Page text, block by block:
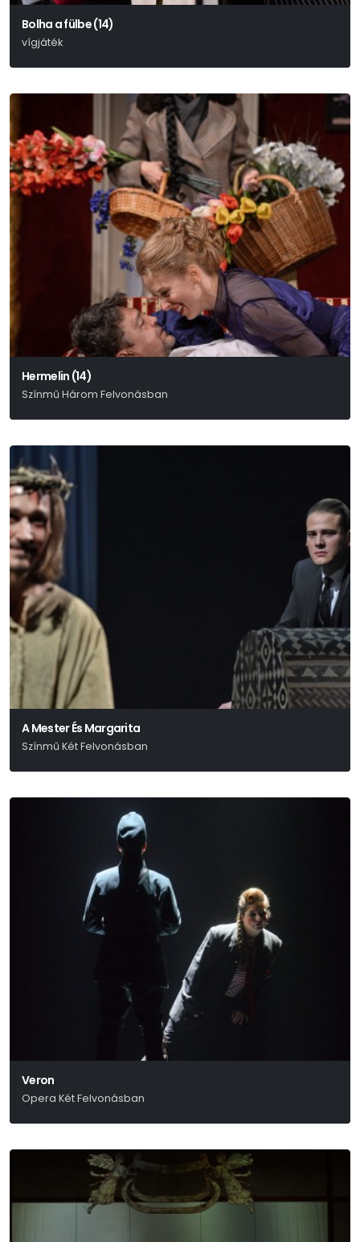
Bolha a fülbe (14)
vígjáték
Hermelin (14)
Színmű Három Felvonásban
A Mester És Margarita
Színmű Két Felvonásban
Veron
Opera Két Felvonásban